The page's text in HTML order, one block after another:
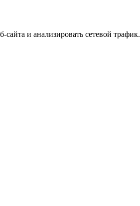
и анализировать сетевой трафик.